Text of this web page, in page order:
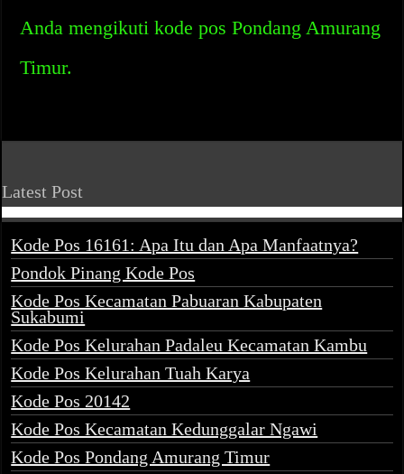
Anda mengikuti kode pos Pondang Amurang
Timur.
Latest Post
Kode Pos 16161: Apa Itu dan Apa Manfaatnya?
Pondok Pinang Kode Pos
Kode Pos Kecamatan Pabuaran Kabupaten
Sukabumi
Kode Pos Kelurahan Padaleu Kecamatan Kambu
Kode Pos Kelurahan Tuah Karya
Kode Pos 20142
Kode Pos Kecamatan Kedunggalar Ngawi
Kode Pos Pondang Amurang Timur